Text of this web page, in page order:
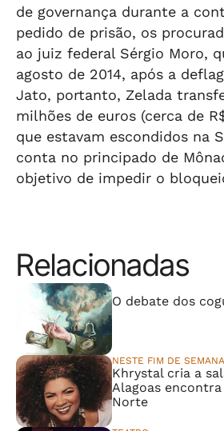
de governança durante a
pedido de prisão, os
ao juiz federal Sérgio Moro,
agosto de 2014, após a
Jato, portanto, Zelada
milhões de euros (cerca de
que estavam escondidos na
conta no principado de
objetivo de impedir o
Relacionadas
O debate dos
NESTE FIM DE SEMANA
Khrystal cria a
Alagoas
Norte